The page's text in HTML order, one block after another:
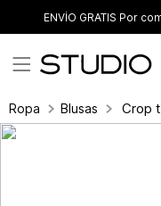
ENVÍO GRATIS Por
Ropa Blusas